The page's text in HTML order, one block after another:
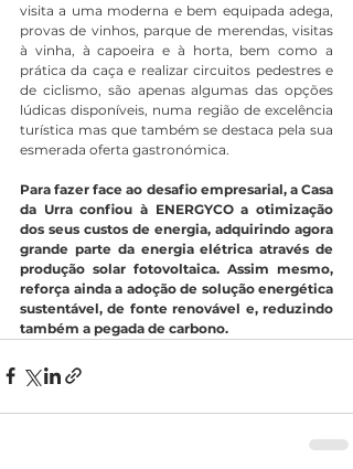
visita a uma moderna e bem equipada adega,
provas de vinhos, parque de merendas, visitas
à vinha, à capoeira e à horta, bem como a
prática da caça e realizar circuitos pedestres e
de ciclismo, são apenas algumas das opções
lúdicas disponíveis, numa região de excelência
turística mas que também se destaca pela sua
esmerada oferta gastronómica.
Para fazer face ao desafio empresarial, a Casa
da Urra confiou à ENERGYCO a otimização
dos seus custos de energia, adquirindo agora
grande parte da energia elétrica através de
produção solar fotovoltaica. Assim mesmo,
reforça ainda a adoção de solução energética
sustentável, de fonte renovável e, reduzindo
também a pegada de carbono.